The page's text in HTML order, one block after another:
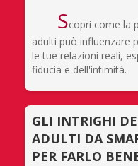
Scopri come la
adulti può influenzare
le tue relazioni reali,
fiducia e dell'intimità.
GLI INTRIGHI
ADULTI DA
PER FARLO